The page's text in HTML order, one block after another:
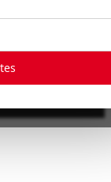
4'990.-